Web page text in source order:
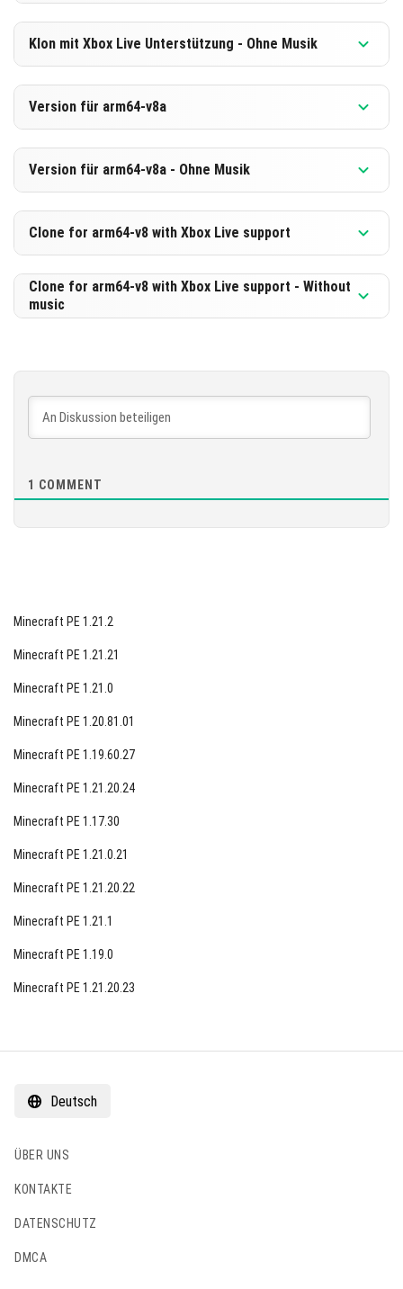
[256.44 MB]
Klon mit Xbox Live Unterstützung - Ohne Musik
[256.46 MB]
Version für arm64-v8a
[527.26 MB]
Version für arm64-v8a - Ohne Musik
Clone for arm64-v8 with Xbox Live support
Version 1.21.31.04
Clone for arm64-v8 with Xbox Live support - Without
music
1 COMMENT
Minecraft PE 1.21.2
Minecraft PE 1.21.21
Minecraft PE 1.21.0
Minecraft PE 1.20.81.01
Minecraft PE 1.19.60.27
Minecraft PE 1.21.20.24
Minecraft PE 1.17.30
Minecraft PE 1.21.0.21
Minecraft PE 1.21.20.22
Minecraft PE 1.21.1
Minecraft PE 1.19.0
Minecraft PE 1.21.20.23
Deutsch
ÜBER UNS
KONTAKTE
DATENSCHUTZ
DMCA